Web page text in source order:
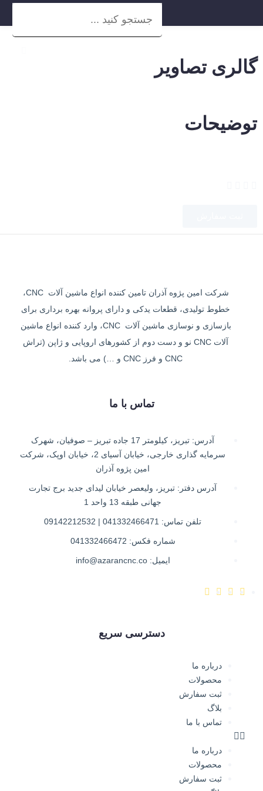
گالری تصاویر
توضیحات
شرکت امین پژوه آذران تامین کننده انواع ماشین آلات CNC،
خطوط تولیدی، قطعات یدکی و دارای پروانه بهره برداری برای
بازسازی و نوسازی ماشین آلات CNC، وارد کننده انواع ماشین
آلات CNC نو و دست دوم از کشورهای اروپایی و ژاپن (تراش
CNC و فرز CNC و …) می باشد.
تماس با ما
آدرس: تبریز، کیلومتر 17 جاده تبریز – صوفیان، شهرک
سرمایه گذاری خارجی، خیابان آسیای 2، خیابان اوپک، شرکت
امین پژوه آذران
آدرس دفتر: تبریز، ولیعصر خیابان لیدای جدید برج تجارت
جهانی طبقه 13 واحد 1
تلفن تماس: 041332466471 | 09142212532
شماره فکس: 041332466472
ایمیل: info@azarancnc.co
دسترسی سریع
درباره ما
محصولات
ثبت سفارش
بلاگ
تماس با ما
درباره ما
محصولات
ثبت سفارش